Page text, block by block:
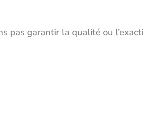
pas garantir la qualité ou